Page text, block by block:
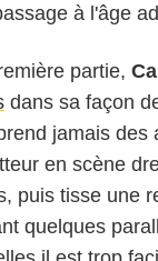
à l'âge
partie,
dans sa façon
jamais
en scène
puis tisse une
quelques